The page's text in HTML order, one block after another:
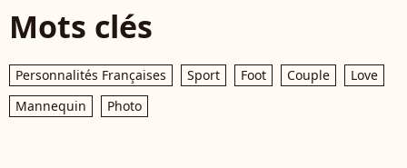
Mots clés
Personnalités Françaises Sport Foot Couple
Love
Mannequin
Photo